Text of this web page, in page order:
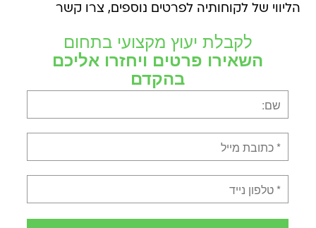
הליווי של לקוחותיה לפרטים נוספים, צרו קשר